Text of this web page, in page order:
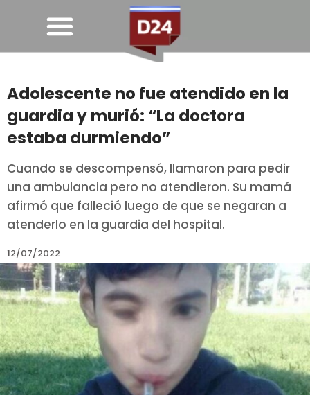
Adolescente no fue atendido en la
guardia y murió: “La doctora
estaba durmiendo”
Cuando se descompensó, llamaron para pedir
una ambulancia pero no atendieron. Su mamá
afirmó que falleció luego de que se negaran a
atenderlo en la guardia del hospital.
12/07/2022